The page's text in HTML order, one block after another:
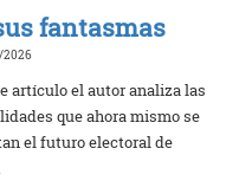
fantasmas
2026
artículo el autor analiza las
que ahora mismo se
el futuro electoral de